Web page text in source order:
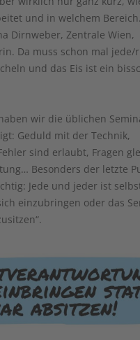
und in welchem
Dirnweber, Zentrale Wien,
Da muss schon mal jede/
und das Eis ist ein
wir die üblichen
Geduld mit der Technik,
sind erlaubt, Fragen
Besonders der letzte
Jede und jeder ist
einzubringen oder das